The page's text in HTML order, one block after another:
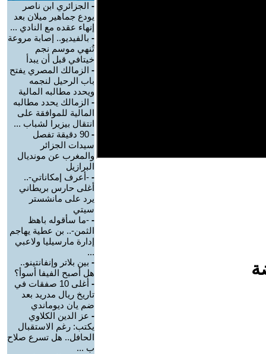
- الجزائري ابن ناصر
يودع جماهير ميلان بعد
إنهاء عقده مع النادي ...
- بالفيديو.. إصابة مروعة
تُنهي موسم نجم
خيتافي قبل أن يبدأ
- الزمالك المصري يفتح
باب الرحيل لنجمه
ويحدد مطالبه المالية
- الزمالك يحدد مطالبه
المالية للموافقة على
انتقال بيزيرا لشباب ...
-
90 دقيقة تفصل
سيدات الجزائر
والمغرب عن مونديال
البرازيل
- -أعرف إمكاناتي-..
أغلى حارس بريطاني
يرد على مانشستر
سيتي
- -ما سأقوله باهظ
الثمن-.. بن عطية يهاجم
إدارة مارسيليا ولاعبي
...
- بين بلاتر وإنفانتينو..
هل أصبح الفيفا أسوأ؟
-
أغلى 10 صفقات في
تاريخ ريال مدريد بعد
ضم يان ديوماندي
- عز الدين الكلاوي
يكتب: رغم الاستقبال
الحافل.. هل تسرع صلاح
ب ...